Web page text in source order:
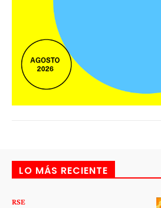
LO MÁS RECIENTE
RSE